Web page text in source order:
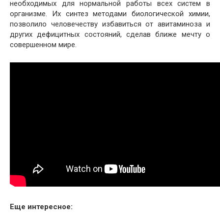
необходимых для нормальной работы всех систем в
организме. Их синтез методами биологической химии,
позволило человечеству избавиться от авитаминоза и
других дефицитных состояний, сделав ближе мечту о
совершенном мире.
Еще интересное: